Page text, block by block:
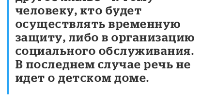
человеку, кто будет
осуществлять временную
защиту, либо в организацию
социального обслуживания.
В последнем случае речь не
идет о детском доме.